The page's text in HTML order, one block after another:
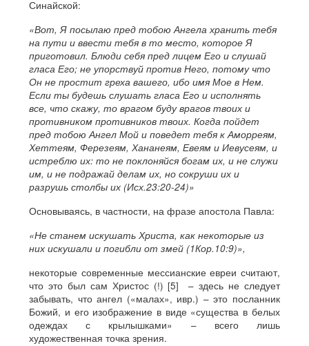
Синайской:
«Вот, Я посылаю пред тобою Ангела хранить тебя
на пути и ввести тебя в то место, которое Я
приготовил. Блюди себя пред лицем Его и слушай
гласа Его; не упорствуй против Него, потому что
Он не простит греха вашего, ибо имя Мое в Нем.
Если ты будешь слушать гласа Его и исполнять
все, что скажу, то врагом буду врагов твоих и
противником противников твоих. Когда пойдет
пред тобою Ангел Мой и поведет тебя к Аморреям,
Хеттеям, Ферезеям, Хананеям, Евеям и Иевусеям, и
истреблю их: то не поклоняйся богам их, и не служи
им, и не подражай делам их, но сокруши их и
разрушь столбы их (Исх.23:20-24)»
Основываясь, в частности, на фразе апостола Павла:
«Не станем искушать Христа, как некоторые из
них искушали и погибли от змей (1Кор.10:9)»,
некоторые современные мессианские евреи считают,
что это был сам Христос (!) [5] – здесь не следует
забывать, что ангел («малах», ивр.) – это посланник
Божий, и его изображение в виде «существа в белых
одеждах с крылышками» – всего лишь
художественная точка зрения.